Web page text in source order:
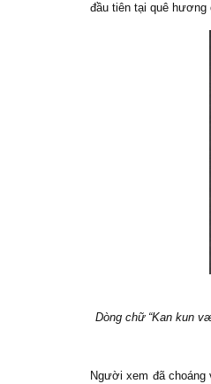
đầu tiên tại quê hương
Dòng chữ “Kan kun
Người xem đã